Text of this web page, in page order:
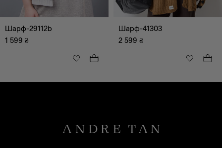
Шарф-29112b
1 599 ₴
Шарф-41303
2 599 ₴